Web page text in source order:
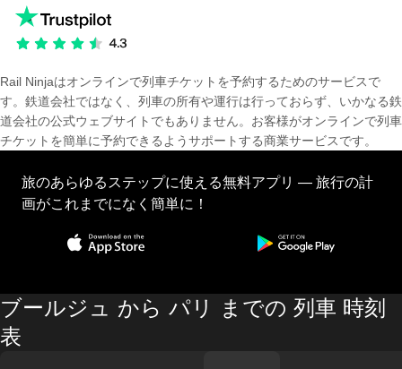
Rail Ninjaはオンラインで列車チケットを予約するためのサービスで
す。鉄道会社ではなく、列車の所有や運行は行っておらず、いかなる鉄
道会社の公式ウェブサイトでもありません。お客様がオンラインで列車
チケットを簡単に予約できるようサポートする商業サービスです。
旅のあらゆるステップに使える無料アプリ — 旅行の計
画がこれまでになく簡単に！
ブールジュ から パリ までの 列車 時刻
表